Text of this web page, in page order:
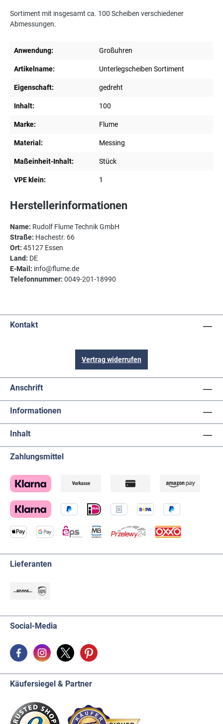
Sortiment mit insgesamt ca. 100 Scheiben verschiedener
Abmessungen.
Anwendung: Großuhren
Artikelname: Unterlegscheiben Sortiment
Eigenschaft: gedreht
Inhalt: 100
Marke: Flume
Material: Messing
Maßeinheit-Inhalt: Stück
VPE klein: 1
Herstellerinformationen
Name: Rudolf Flume Technik GmbH
Straße: Hachestr. 66
Ort: 45127 Essen
Land: DE
E-Mail: info@flume.de
Telefonnummer: 0049-201-18990
Kontakt
Vertrag widerrufen
Anschrift
Informationen
Inhalt
Zahlungsmittel
Lieferanten
Social-Media
Käufersiegel & Partner